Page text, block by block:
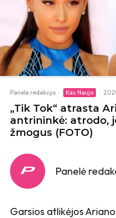
Panelė redakcija · Kas Naujo ·
„Tik Tok“ atrasta
antrininkė: atrodo,
žmogus (FOTO)
Panelė
Garsios atlikėjos